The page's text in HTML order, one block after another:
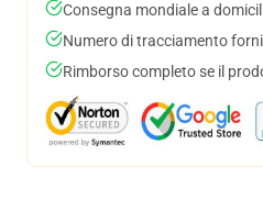
Consegna mondiale a
Numero di tracciamento
Rimborso completo se il